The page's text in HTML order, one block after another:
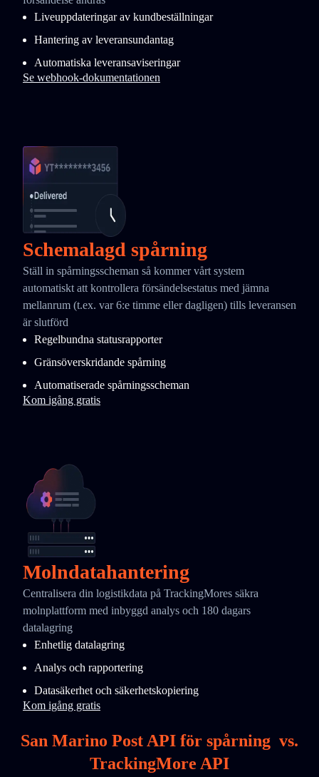
Liveuppdateringar av kundbeställningar
Hantering av leveransundantag
Automatiska leveransaviseringar
Se webhook-dokumentationen
Schemalagd spårning
Ställ in spårningsscheman så kommer vårt system
automatiskt att kontrollera försändelsestatus med jämna
mellanrum (t.ex. var 6:e timme eller dagligen) tills leveransen
är slutförd
Regelbundna statusrapporter
Gränsöverskridande spårning
Automatiserade spårningsscheman
Kom igång gratis
Molndatahantering
Centralisera din logistikdata på TrackingMores säkra
molnplattform med inbyggd analys och 180 dagars
datalagring
Enhetlig datalagring
Analys och rapportering
Datasäkerhet och säkerhetskopiering
Kom igång gratis
San Marino Post API för spårning vs.
TrackingMore API